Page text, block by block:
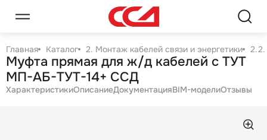
Главная Каталог 2. Монтаж кабелей связи и энергетики 2.2.
Муфта прямая для ж/д кабелей с ТУТ
МП-АБ-ТУТ-14+ ССД
ХарактеристикиОписаниеДокументацияBIM-моделиОтзывы